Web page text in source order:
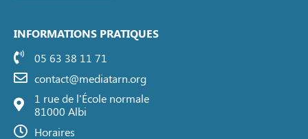
INFORMATIONS PRATIQUES
05 63 38 11 71
contact@mediatarn.org
1 rue de l'École normale
81000 Albi
Horaires